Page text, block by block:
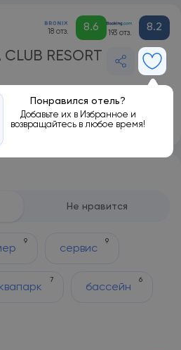
18 отз. 8.6 193 отз. 8.2
RESORT
Понравился отель?
Добавьте их в Избранное и
возвращайтесь в любое время!
Не нравится
9
сервис
9
7
бассейн
6